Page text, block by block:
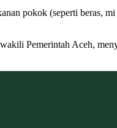
pokok (seperti beras,
Pemerintah Aceh,